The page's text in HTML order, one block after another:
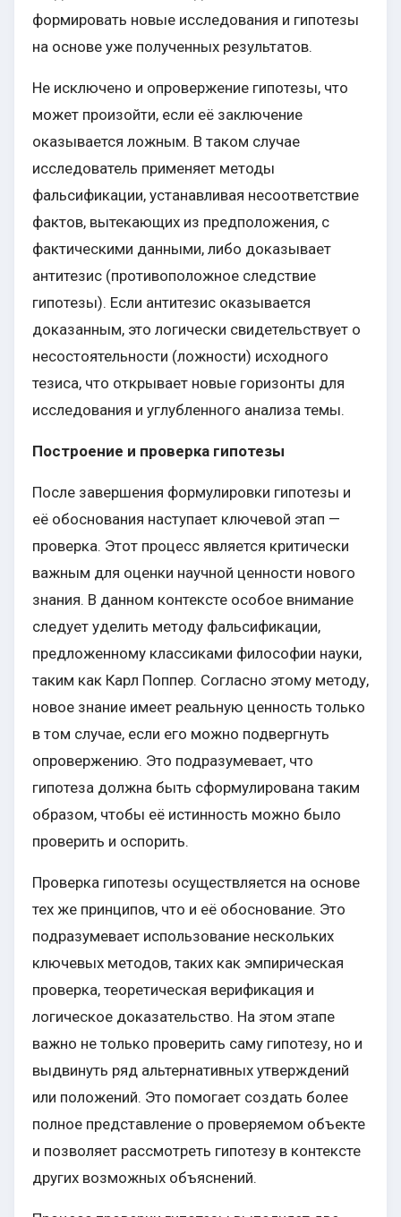
формировать новые исследования и гипотезы
на основе уже полученных результатов.
Не исключено и опровержение гипотезы, что
может произойти, если её заключение
оказывается ложным. В таком случае
исследователь применяет методы
фальсификации, устанавливая несоответствие
фактов, вытекающих из предположения, с
фактическими данными, либо доказывает
антитезис (противоположное следствие
гипотезы). Если антитезис оказывается
доказанным, это логически свидетельствует о
несостоятельности (ложности) исходного
тезиса, что открывает новые горизонты для
исследования и углубленного анализа темы.
Построение и проверка гипотезы
После завершения формулировки гипотезы и
её обоснования наступает ключевой этап —
проверка. Этот процесс является критически
важным для оценки научной ценности нового
знания. В данном контексте особое внимание
следует уделить методу фальсификации,
предложенному классиками философии науки,
таким как Карл Поппер. Согласно этому методу,
новое знание имеет реальную ценность только
в том случае, если его можно подвергнуть
опровержению. Это подразумевает, что
гипотеза должна быть сформулирована таким
образом, чтобы её истинность можно было
проверить и оспорить.
Проверка гипотезы осуществляется на основе
тех же принципов, что и её обоснование. Это
подразумевает использование нескольких
ключевых методов, таких как эмпирическая
проверка, теоретическая верификация и
логическое доказательство. На этом этапе
важно не только проверить саму гипотезу, но и
выдвинуть ряд альтернативных утверждений
или положений. Это помогает создать более
полное представление о проверяемом объекте
и позволяет рассмотреть гипотезу в контексте
других возможных объяснений.